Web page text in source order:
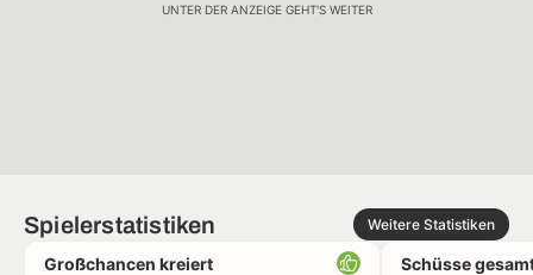
UNTER DER ANZEIGE GEHT'S WEITER
Spielerstatistiken Weitere Statistiken
Großchancen kreiert Schüsse